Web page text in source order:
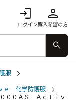
login
ログイン
person
購入希望の方
search
服
ｅ 化学防護服
００ＡＳ Ａｃｔｉｖ